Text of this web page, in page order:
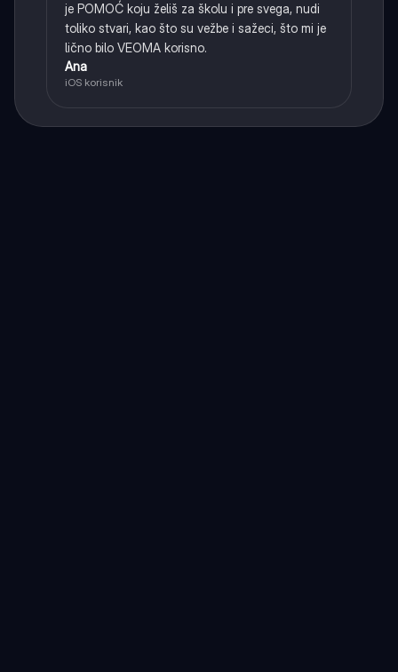
je POMOĆ koju želiš za školu i pre svega, nudi
toliko stvari, kao što su vežbe i sažeci, što mi je
lično bilo VEOMA korisno.
Ana
iOS korisnik